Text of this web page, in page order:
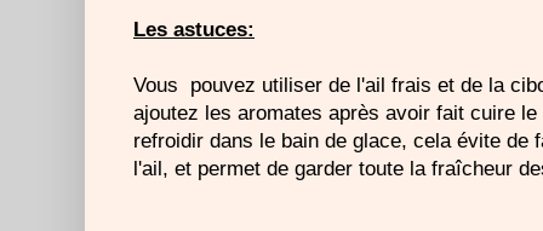
Les astuces:
Vous pouvez utiliser de l'ail frais et de la
ajoutez les aromates après avoir fait cuire
refroidir dans le bain de glace, cela évite de
l'ail, et permet de garder toute la fraîcheur